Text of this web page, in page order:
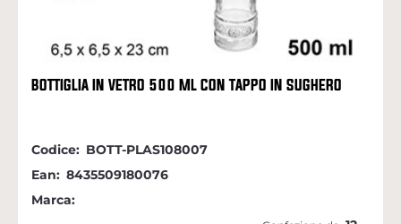
BOTTIGLIA IN VETRO 500 ML CON TAPPO IN SUGHERO
Codice: BOTT-PLAS108007
Ean: 8435509180076
Marca: